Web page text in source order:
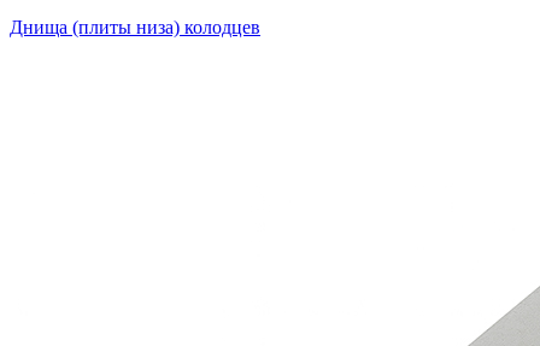
Днища (плиты низа) колодцев